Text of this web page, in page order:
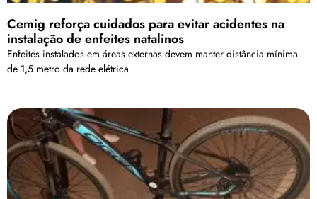
Cemig reforça cuidados para evitar acidentes na
instalação de enfeites natalinos
Enfeites instalados em áreas externas devem manter distância mínima
de 1,5 metro da rede elétrica